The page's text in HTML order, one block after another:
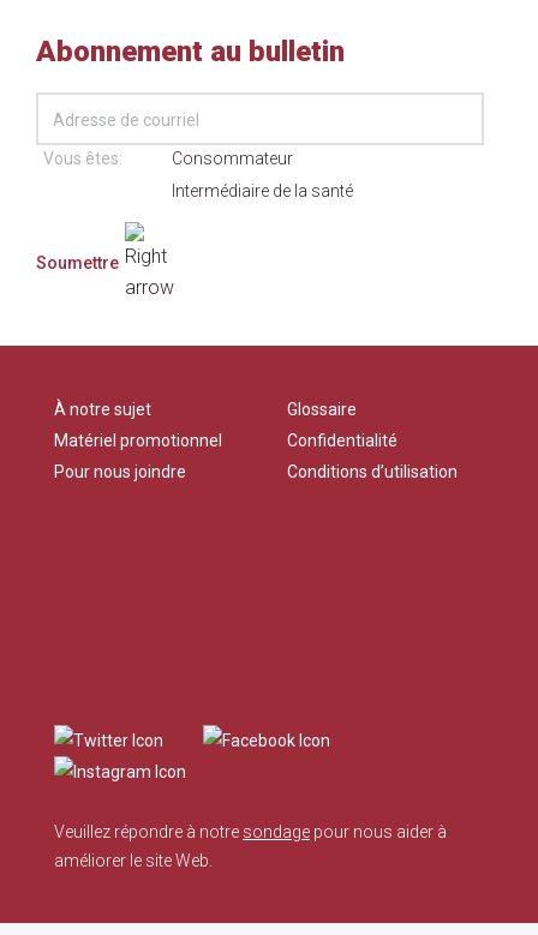
Abonnement au bulletin
Vous êtes:
Consommateur
Intermédiaire de la santé
À notre sujet
Matériel promotionnel
Pour nous joindre
Glossaire
Confidentialité
Conditions d’utilisation
Veuillez répondre à notre sondage pour nous aider à
améliorer le site Web.